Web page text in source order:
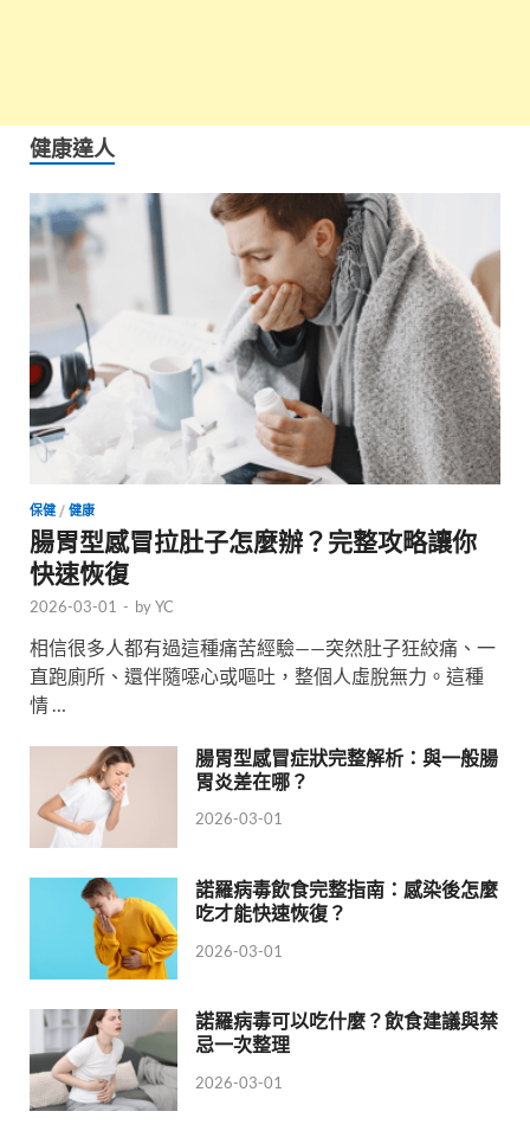
健康達人
保健 / 健康
腸胃型感冒拉肚子怎麼辦？完整攻略讓你
快速恢復
2026-03-01 - byYC
相信很多人都有過這種痛苦經驗——突然肚子狂絞痛、一
直跑廁所、還伴隨噁心或嘔吐，整個人虛脫無力。這種
情 …
腸胃型感冒症狀完整解析：與一般腸
胃炎差在哪？
2026-03-01
諾羅病毒飲食完整指南：感染後怎麼
吃才能快速恢復？
2026-03-01
諾羅病毒可以吃什麼？飲食建議與禁
忌一次整理
2026-03-01